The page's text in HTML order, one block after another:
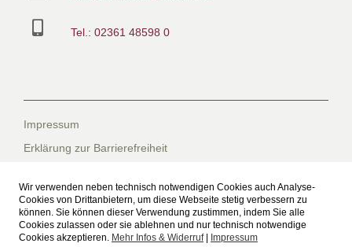
Wir verwenden neben technisch notwendigen Cookies auch Analyse-
Cookies von Drittanbietern, um diese Webseite stetig verbessern zu
können. Sie können dieser Verwendung zustimmen, indem Sie alle
Cookies zulassen oder sie ablehnen und nur technisch notwendige
Cookies akzeptieren. Mehr Infos & Widerruf| Impressum
Tel.: 02361 48598 0
Impressum
Erklärung zur Barrierefreiheit
Datenschutzerklärung für die Facebook-Seite
Suche
Sitemap